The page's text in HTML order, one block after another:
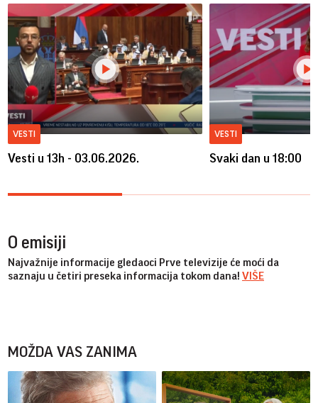
VESTI
Vesti u 13h - 03.06.2026.
VESTI
Svaki dan u 18:00
O emisiji
Najvažnije informacije gledaoci Prve televizije će moći da
saznaju u četiri preseka informacija tokom dana! VIŠE
MOŽDA VAS ZANIMA